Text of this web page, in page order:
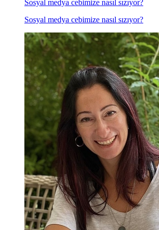
Sosyal medya cebimize nasıl sızıyor?
Sosyal medya cebimize nasıl sızıyor?